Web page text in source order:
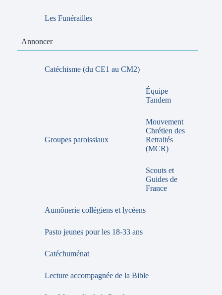
Les Funérailles
Annoncer
Catéchisme (du CE1 au CM2)
Groupes paroissiaux
Équipe
Tandem
Mouvement
Chrétien des
Retraités
(MCR)
Scouts et
Guides de
France
Aumônerie collégiens et lycéens
Pasto jeunes pour les 18-33 ans
Catéchuménat
Lecture accompagnée de la Bible